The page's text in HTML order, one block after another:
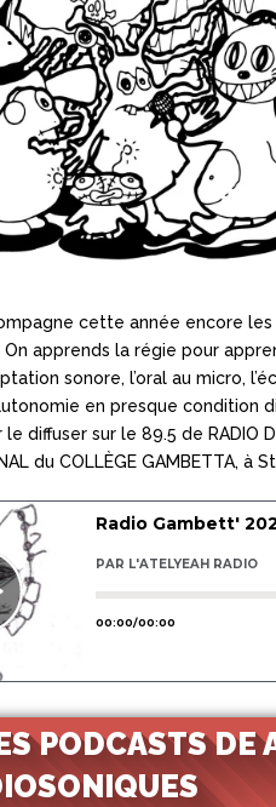
cette année encore les
On apprends la régie pour
sonore, l’oral au micro,
en presque condition
diffuser sur le 89.5 de RADIO
du COLLÈGE GAMBETTA, à
PODCASTS DE